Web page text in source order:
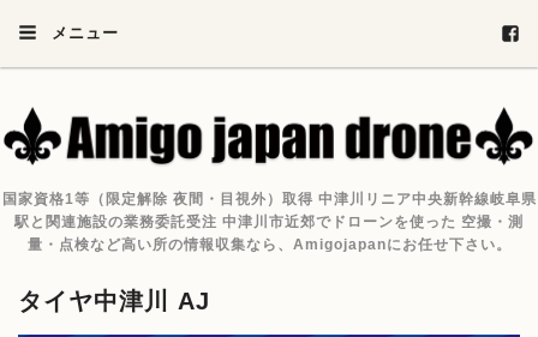
メニュー
国家資格1等（限定解除 夜間・目視外）取得 中津川リニア中央新幹線岐阜県
駅と関連施設の業務委託受注 中津川市近郊でドローンを使った 空撮・測
量・点検など高い所の情報収集なら、Amigojapanにお任せ下さい。
タイヤ中津川 AJ